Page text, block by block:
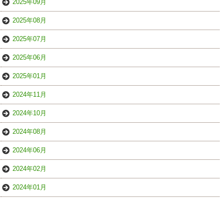
2025年09月
2025年08月
2025年07月
2025年06月
2025年01月
2024年11月
2024年10月
2024年08月
2024年06月
2024年02月
2024年01月